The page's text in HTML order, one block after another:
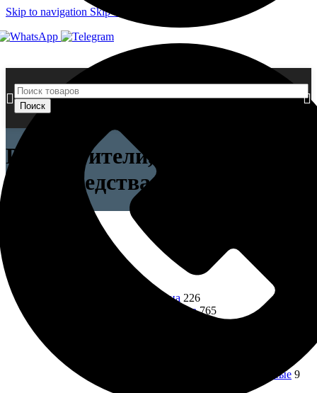
Skip to navigation Skip to main content
Поиск
Растворители, очистители и
спец. средства
Фасадная лепнина 226
Интерьерная лепнина 765
Для потолков специализированные 9